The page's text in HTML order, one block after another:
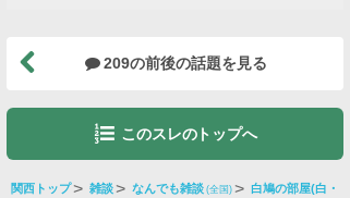
209の前後の話題を見る
このスレのトップへ
関西トップ 雑談 なんでも雑談 (全国)
白鳩の部屋(白・